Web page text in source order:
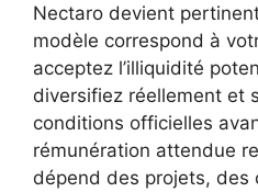
Nectaro devient
modèle correspond à
acceptez l’illiquidité
diversifiez réellement et
conditions officielles
rémunération attendue
dépend des projets, des